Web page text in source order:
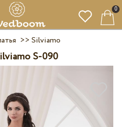
0
>> Silviamo
S-090